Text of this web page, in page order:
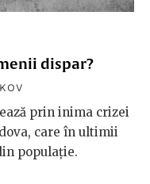
dispar?
prin inima crizei
care în ultimii
populație.